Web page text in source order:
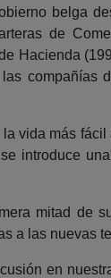
belga
de
Hacienda
compañías
vida más
introduce
mitad de
a las nuevas
en